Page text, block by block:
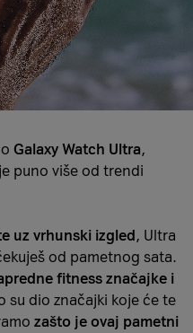
Galaxy Watch Ultra,
puno više od trendi
uz vrhunski izgled, Ultra
od pametnog sata.
fitness značajke i
su dio značajki koje će te
zašto je ovaj pametni